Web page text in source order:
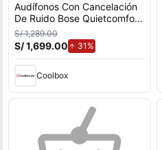
Audífonos Con Cancelación
De Ruido Bose Quietcomfort
Black, Recargables,
Cancelación de Ruido,
Bluetooth, Negro
S/ 1,289.00
S/ 1,699.00 31%
Coolbox